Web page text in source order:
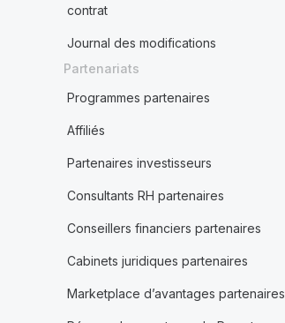
contrat
Journal des modifications
Partenariats
Programmes partenaires
Affiliés
Partenaires investisseurs
Consultants RH partenaires
Conseillers financiers partenaires
Cabinets juridiques partenaires
Marketplace d’avantages partenaires